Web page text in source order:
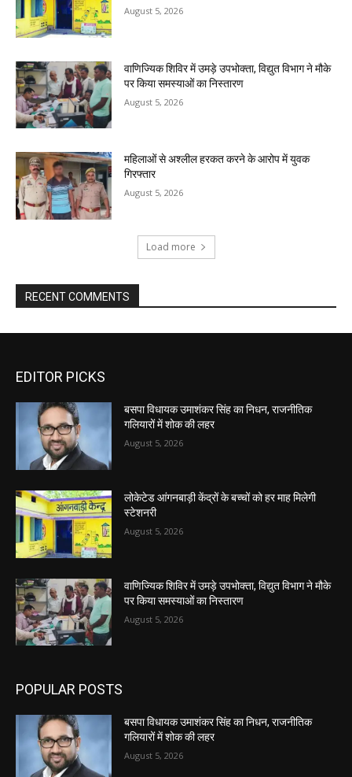
August 5, 2026
वाणिज्यिक शिविर में उमड़े उपभोक्ता, विद्युत विभाग ने मौके
पर किया समस्याओं का निस्तारण
August 5, 2026
महिलाओं से अश्लील हरकत करने के आरोप में युवक
गिरफ्तार
August 5, 2026
Load more
RECENT COMMENTS
EDITOR PICKS
बसपा विधायक उमाशंकर सिंह का निधन, राजनीतिक
गलियारों में शोक की लहर
August 5, 2026
लोकेटेड आंगनबाड़ी केंद्रों के बच्चों को हर माह मिलेगी
स्टेशनरी
August 5, 2026
वाणिज्यिक शिविर में उमड़े उपभोक्ता, विद्युत विभाग ने मौके
पर किया समस्याओं का निस्तारण
August 5, 2026
POPULAR POSTS
बसपा विधायक उमाशंकर सिंह का निधन, राजनीतिक
गलियारों में शोक की लहर
August 5, 2026